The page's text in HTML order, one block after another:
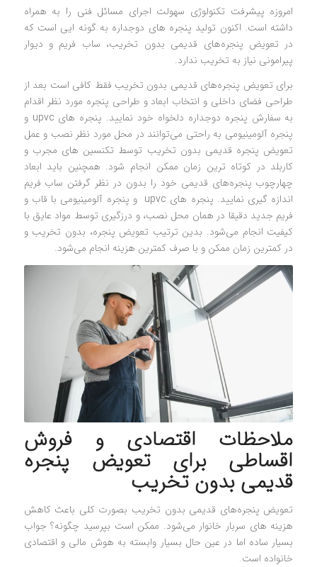
امروزه پیشرفت تکنولوژی سهولت اجرای مسائل فنی را به همراه
داشته است. اکنون تولید پنجره های دوجداره به گونه ایی است که
در تعویض پنجره‌های قدیمی بدون تخریب، ساب فریم و دیوار
پیرامونی نیاز به تخریب ندارد.
برای تعویض پنجره‌های قدیمی بدون تخریب فقط کافی است بعد از
طراحی فضای داخلی و انتخاب ابعاد و طراحی پنجره مورد نظر اقدام
به سفارش پنجره دوجداره دلخواه خود نمایید. پنجره های upvc و
پنجره آلومینیومی به راحتی می‌توانند در محل مورد نظر نصب و عمل
تعویض پنجره قدیمی بدون تخریب توسط تکنسین های مجرب و
کاربلد در کوتاه ترین زمان ممکن انجام شود. همچنین باید ابعاد
چهارچوب پنجره‌های قدیمی خود را بدون در نظر گرفتن ساب فریم
اندازه گیری نمایید. پنجره های upvc و پنجره آلومینیومی با قاب و
فریم جدید دقیقا در همان محل نصب، و درزگیری توسط مواد عایق با
کیفیت انجام می‌شود. بدین ترتیب تعویض پنجره، بدون تخریب و
در کمترین زمان ممکن و با صرف کمترین هزینه انجام می‌شود.
ملاحظات اقتصادی و فروش
اقساطی برای تعویض پنجره
قدیمی بدون تخریب
تعویض پنجره‌های قدیمی بدون تخریب بصورت کلی باعث کاهش
هزینه های سربار خانوار می‌شود. ممکن است بپرسید چگونه؟ جواب
بسیار ساده اما در عین حال بسیار وابسته به هوش مالی و اقتصادی
خانواده است.